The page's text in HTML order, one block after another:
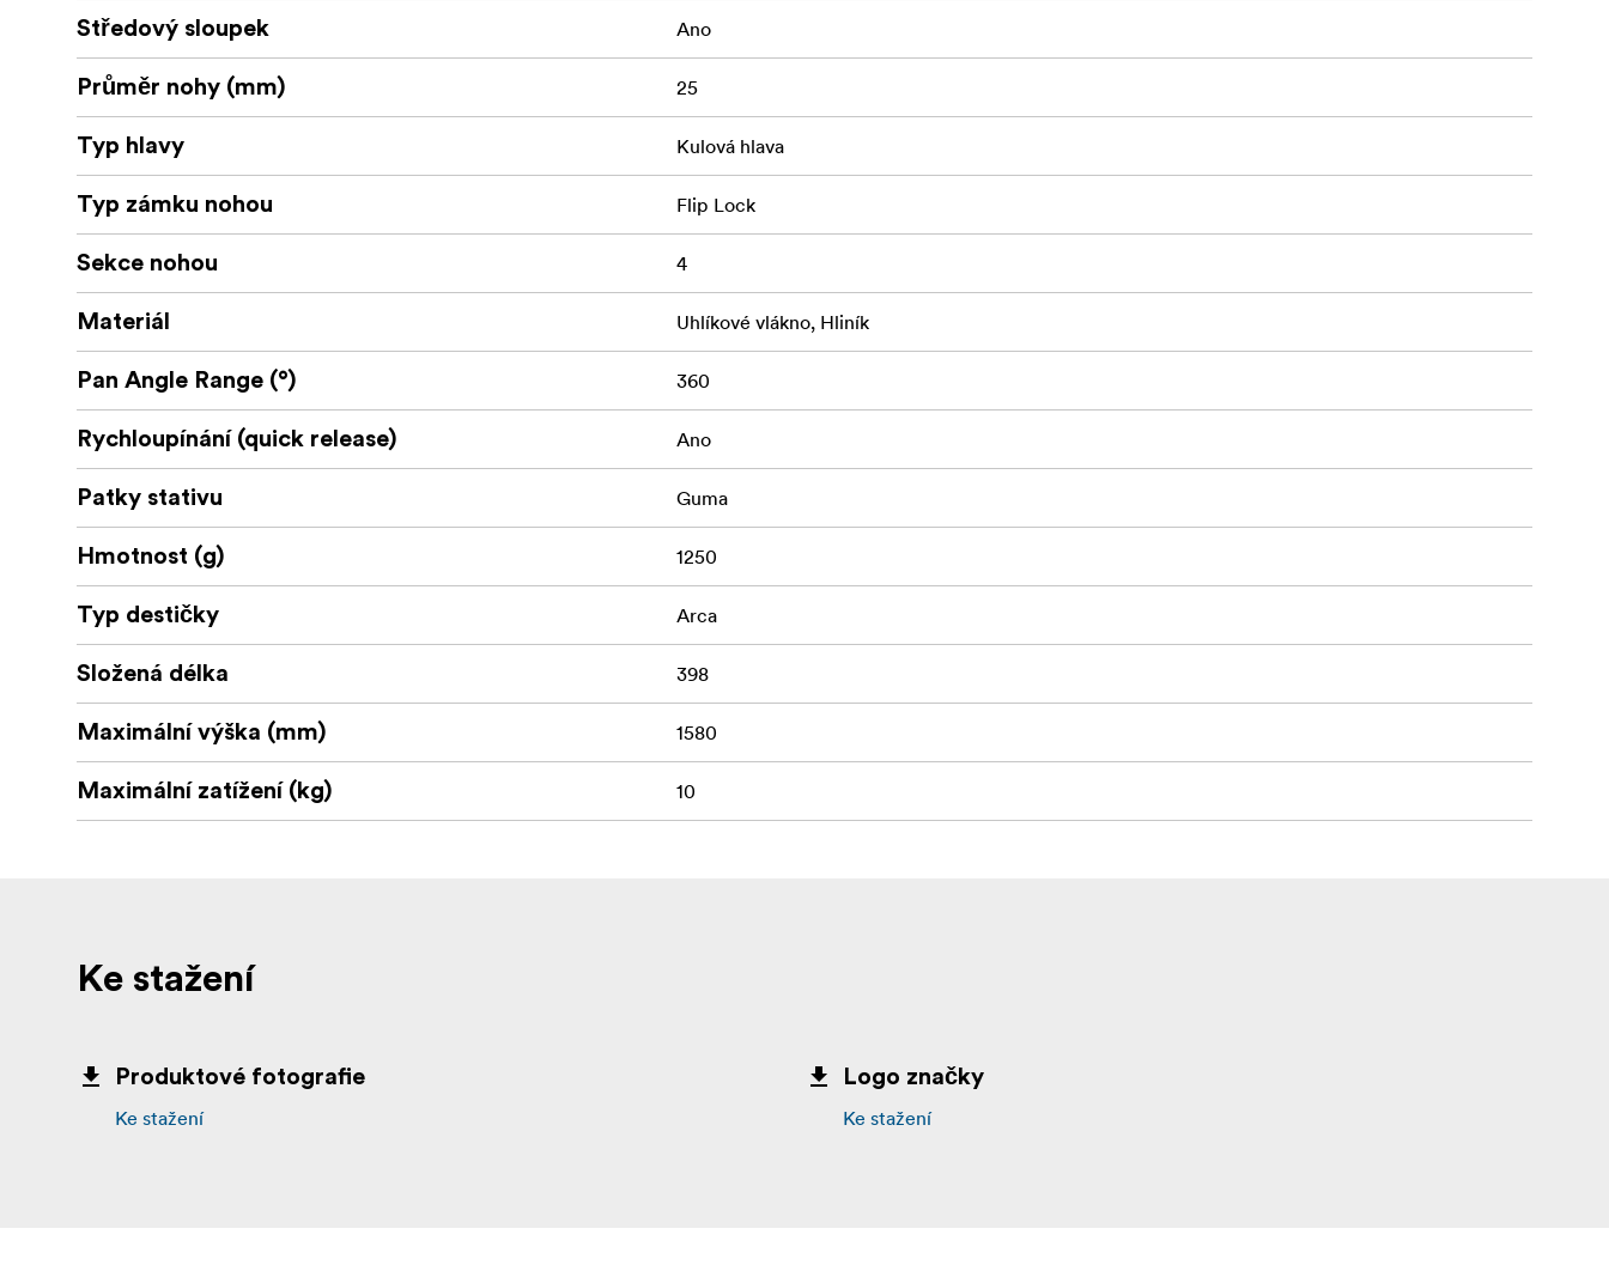
Středový sloupek Ano
Průměr nohy (mm) 25
Typ hlavy Kulová hlava
Typ zámku nohou Flip Lock
Sekce nohou 4
Materiál Uhlíkové vlákno, Hliník
Pan Angle Range (°) 360
Rychloupínání (quick release) Ano
Patky stativu Guma
Hmotnost (g) 1250
Typ destičky Arca
Složená délka 398
Maximální výška (mm) 1580
Maximální zatížení (kg) 10
Ke stažení
Produktové fotografie
Ke stažení
Logo značky
Ke stažení